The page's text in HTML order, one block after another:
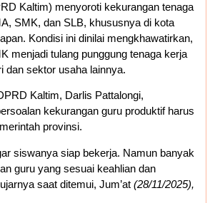
Kaltim) menyoroti kekurangan tenaga
SMK, dan SLB, khususnya di kota
Kondisi ini dinilai mengkhawatirkan,
menjadi tulang punggung tenaga kerja
dan sektor usaha lainnya.
Kaltim, Darlis Pattalongi,
kekurangan guru produktif harus
provinsi.
siswanya siap bekerja. Namun banyak
guru yang sesuai keahlian dan
saat ditemui, Jum’at (28/11/2025),